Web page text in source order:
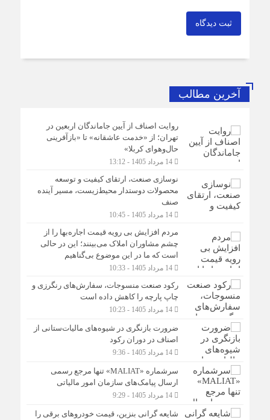
ثبت دیدگاه
آخرین مطالب
روایت اصناف از آیین جاماندگان اربعین در
تهران؛ از «خدمت عاشقانه» تا «بازآفرینی
حال‌وهوای کربلا»
14 مرداد 1405 - 13:12
نوسازی صنعت، ارتقای کیفیت و توسعه
محصولات دوستدار محیط‌زیست، مسیر آینده
صنف
14 مرداد 1405 - 10:45
مردم افزایش بی رویه قیمت اجاره‌بها را از
چشم مشاوران املاک می‌بینند؛ این در حالی
است که ما در این موضوع بی‌گناهیم
14 مرداد 1405 - 10:33
رکود صنعت منسوجات، سفارش‌های رنگرزی و
چاپ پارچه را کاهش داده است
14 مرداد 1405 - 10:23
ضرورت بازنگری در شیوه‌های مالیات‌ستانی از
اصناف در دوران رکود
14 مرداد 1405 - 9:36
سرشماره «MALIAT» تنها مرجع رسمی
ارسال پیامک‌های سازمان امور مالیاتی
14 مرداد 1405 - 9:29
شایعه گرانی بنزین، قیمت خودروهای برقی را